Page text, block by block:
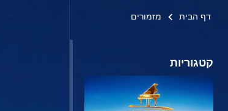
דף הבית מזמורים
קטגוריות